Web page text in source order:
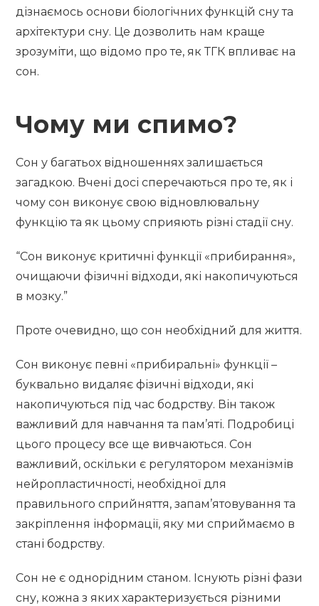
дізнаємось основи біологічних функцій сну та
архітектури сну. Це дозволить нам краще
зрозуміти, що відомо про те, як ТГК впливає на
сон.
Чому ми спимо?
Сон у багатьох відношеннях залишається
загадкою. Вчені досі сперечаються про те, як і
чому сон виконує свою відновлювальну
функцію та як цьому сприяють різні стадії сну.
“Сон виконує критичні функції «прибирання»,
очищаючи фізичні відходи, які накопичуються
в мозку.”
Проте очевидно, що сон необхідний для життя.
Сон виконує певні «прибиральні» функції –
буквально видаляє фізичні відходи, які
накопичуються під час бодрству. Він також
важливий для навчання та пам’яті. Подробиці
цього процесу все ще вивчаються. Сон
важливий, оскільки є регулятором механізмів
нейропластичності, необхідної для
правильного сприйняття, запам’ятовування та
закріплення інформації, яку ми сприймаємо в
стані бодрству.
Сон не є однорідним станом. Існують різні фази
сну, кожна з яких характеризується різними